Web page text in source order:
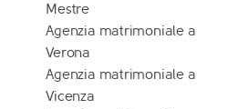
Mestre
Agenzia matrimoniale a
Verona
Agenzia matrimoniale a
Vicenza